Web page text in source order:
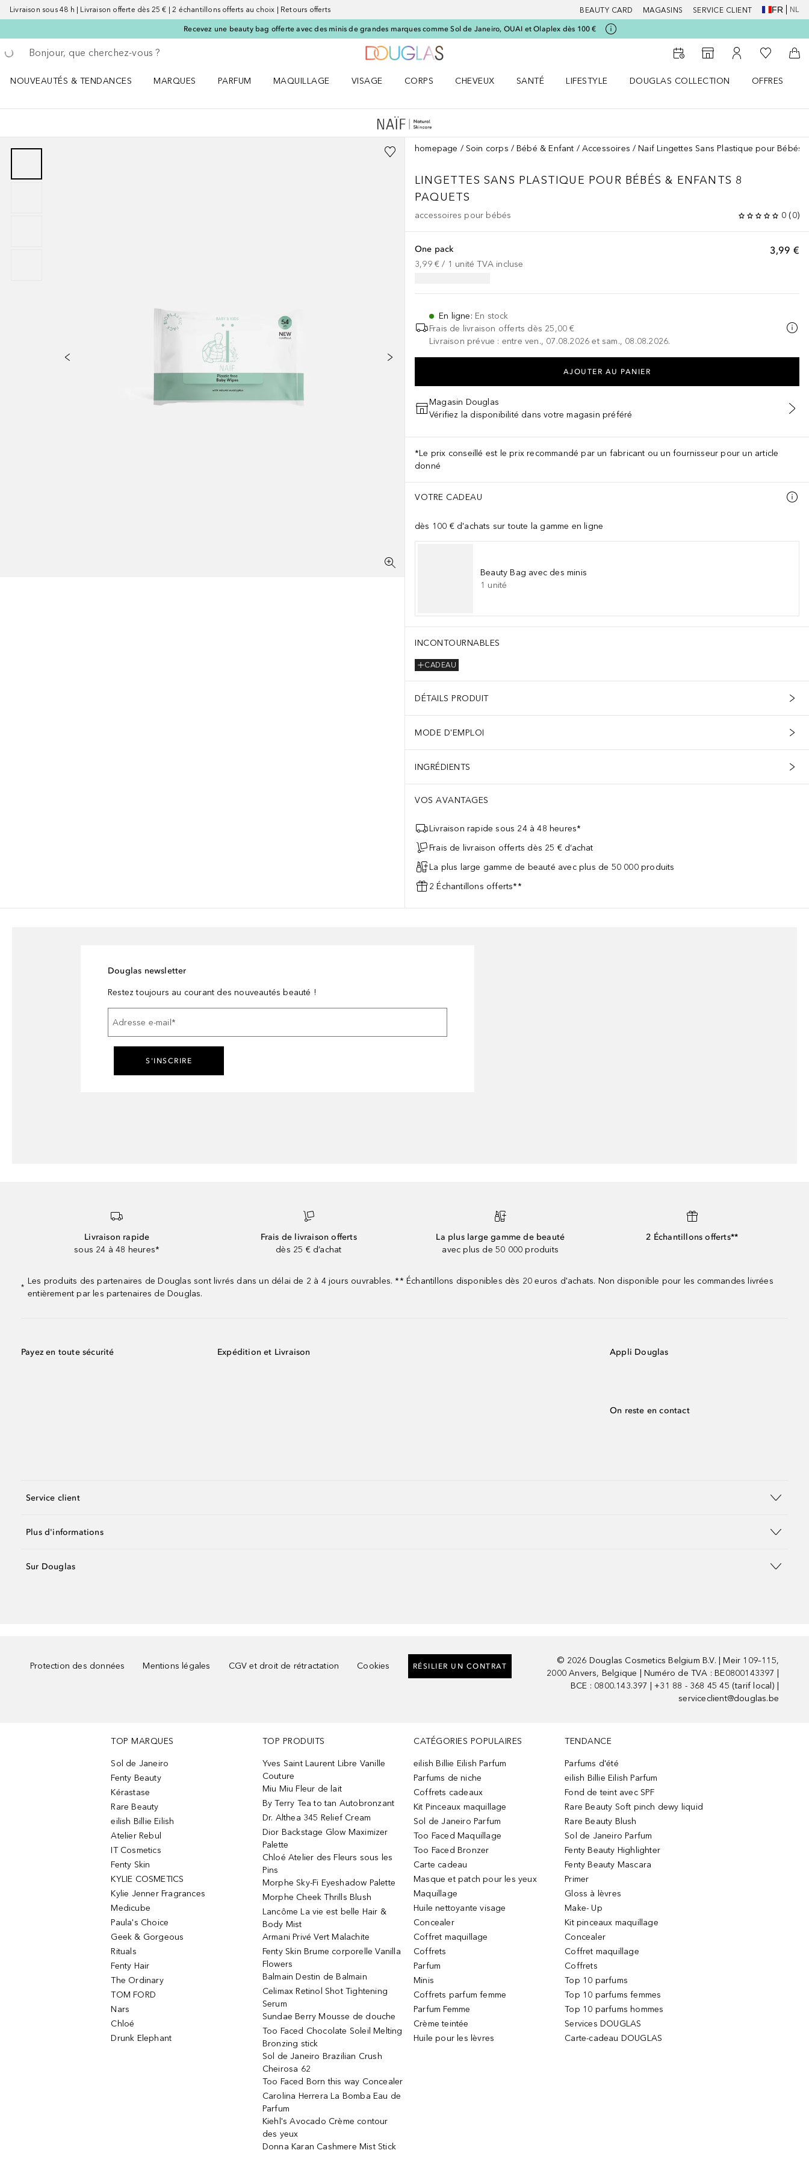
Livraison sous 48 h | Livraison offerte dès 25 € | 2 échantillons offerts au choix | Retours offerts BEAUTY CARD MAGASINS SERVICE CLIENT FR NL
Recevez une beauty bag offerte avec des minis de grandes marques comme Sol de Janeiro, OUAI et Olaplex dès 100 €
Retourner
Effectuer la recherche
Vers le Storefinder
Vers Mon Compte
Vers Ma
NOUVEAUTÉS & TENDANCES
MARQUES
PARFUM
MAQUILLAGE
VISAGE
CORPS
CHEVEUX
SANTÉ
LIFESTYLE
DOUGLAS COLLECTION
OFFRES
homepage Soin corps Bébé & Enfant Accessoires Naif Lingettes Sans Plastique pour Bébés
LINGETTES SANS PLASTIQUE POUR BÉBÉS & ENFANTS 8
PAQUETS
accessoires pour bébés 0 (0)
3,99 €
One pack
3,99 € / 1 unité TVA incluse
En ligne: En stock
Frais de livraison offerts dès 25,00 €
Livraison prévue : entre ven., 07.08.2026 et sam., 08.08.2026.
AJOUTER AU PANIER
Magasin Douglas
Vérifiez la disponibilité dans votre magasin préféré
*Le prix conseillé est le prix recommandé par un fabricant ou un fournisseur pour un article
donné
VOTRE CADEAU
dès 100 € d'achats sur toute la gamme en ligne
Beauty Bag avec des minis
1 unité
INCONTOURNABLES
CADEAU
DÉTAILS PRODUIT
MODE D'EMPLOI
INGRÉDIENTS
VOS AVANTAGES
Livraison rapide sous 24 à 48 heures*
Frais de livraison offerts dès 25 € d’achat
La plus large gamme de beauté avec plus de 50 000 produits
2 Échantillons offerts**
Douglas newsletter
Restez toujours au courant des nouveautés beauté !
Adresse e-mail *
S'INSCRIRE
Livraison rapide
sous 24 à 48 heures*
Frais de livraison offerts
dès 25 € d’achat
La plus large gamme de beauté
avec plus de 50 000 produits
2 Échantillons offerts**
*
Les produits des partenaires de Douglas sont livrés dans un délai de 2 à 4 jours ouvrables. ** Échantillons disponibles dès 20 euros d'achats. Non disponible pour les commandes livrées
entièrement par les partenaires de Douglas.
Payez en toute sécurité Expédition et Livraison Appli Douglas
On reste en contact
Service client
Plus d'informations
Sur Douglas
Protection des données Mentions légales CGV et droit de rétractation Cookies RÉSILIER UN CONTRAT
© 2026 Douglas Cosmetics Belgium B.V. | Meir 109–115,
2000 Anvers, Belgique | Numéro de TVA : BE0800143397 |
BCE : 0800.143.397 | +31 88 - 368 45 45 (tarif local) |
serviceclient@douglas.be
TOP MARQUES
Sol de Janeiro
Fenty Beauty
Kérastase
Rare Beauty
eilish Billie Eilish
Atelier Rebul
IT Cosmetics
Fenty Skin
KYLIE COSMETICS
Kylie Jenner Fragrances
Medicube
Paula's Choice
Geek & Gorgeous
Rituals
Fenty Hair
The Ordinary
TOM FORD
Nars
Chloé
Drunk Elephant
TOP PRODUITS
Yves Saint Laurent Libre Vanille
Couture
Miu Miu Fleur de lait
By Terry Tea to tan Autobronzant
Dr. Althea 345 Relief Cream
Dior Backstage Glow Maximizer
Palette
Chloé Atelier des Fleurs sous les
Pins
Morphe Sky-Fi Eyeshadow Palette
Morphe Cheek Thrills Blush
Lancôme La vie est belle Hair &
Body Mist
Armani Privé Vert Malachite
Fenty Skin Brume corporelle Vanilla
Flowers
Balmain Destin de Balmain
Celimax Retinol Shot Tightening
Serum
Sundae Berry Mousse de douche
Too Faced Chocolate Soleil Melting
Bronzing stick
Sol de Janeiro Brazilian Crush
Cheirosa 62
Too Faced Born this way Concealer
Carolina Herrera La Bomba Eau de
Parfum
Kiehl's Avocado Crème contour
des yeux
Donna Karan Cashmere Mist Stick
CATÉGORIES POPULAIRES
eilish Billie Eilish Parfum
Parfums de niche
Coffrets cadeaux
Kit Pinceaux maquillage
Sol de Janeiro Parfum
Too Faced Maquillage
Too Faced Bronzer
Carte cadeau
Masque et patch pour les yeux
Maquillage
Huile nettoyante visage
Concealer
Coffret maquillage
Coffrets
Parfum
Minis
Coffrets parfum femme
Parfum Femme
Crème teintée
Huile pour les lèvres
TENDANCE
Parfums d'été
eilish Billie Eilish Parfum
Fond de teint avec SPF
Rare Beauty Soft pinch dewy liquid
Rare Beauty Blush
Sol de Janeiro Parfum
Fenty Beauty Highlighter
Fenty Beauty Mascara
Primer
Gloss à lèvres
Make- Up
Kit pinceaux maquillage
Concealer
Coffret maquillage
Coffrets
Top 10 parfums
Top 10 parfums femmes
Top 10 parfums hommes
Services DOUGLAS
Carte-cadeau DOUGLAS